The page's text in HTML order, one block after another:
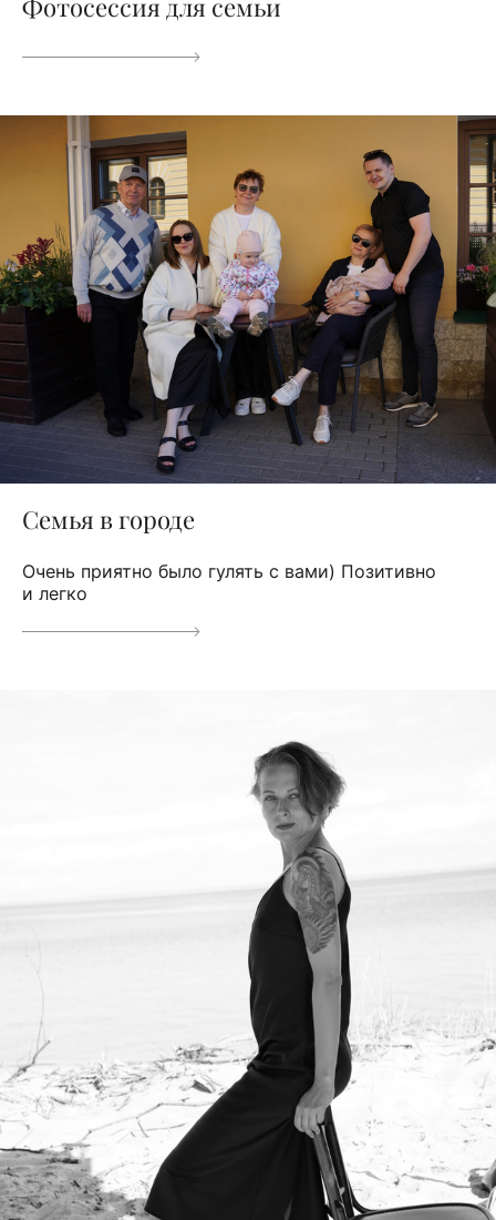
Семья в городе
Очень приятно было гулять с вами) Позитивно
и легко